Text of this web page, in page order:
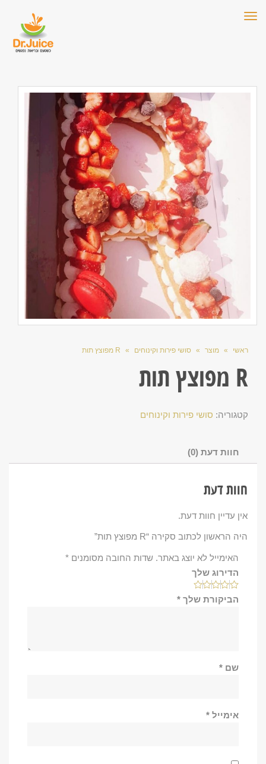
תפריט
ראשי » מוצר » סושי פירות וקינוחים » R מפוצץ תות
R מפוצץ תות
קטגוריה: סושי פירות וקינוחים
חוות דעת (0)
חוות דעת
אין עדיין חוות דעת.
היה הראשון לכתוב סקירה “R מפוצץ תות”
האימייל לא יוצג באתר. שדות החובה מסומנים *
הדירוג שלך
הביקורת שלך *
שם *
אימייל *